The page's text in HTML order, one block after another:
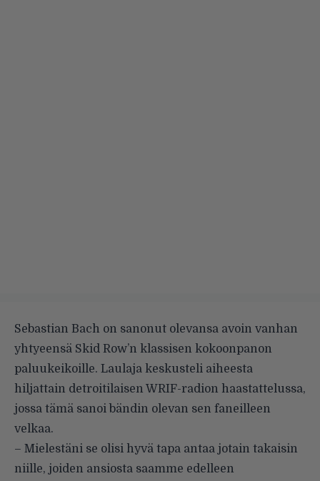
Sebastian Bach on sanonut olevansa avoin vanhan
yhtyeensä Skid Row’n klassisen kokoonpanon
paluukeikoille. Laulaja keskusteli aiheesta
hiljattain detroitilaisen WRIF-radion haastattelussa,
jossa tämä sanoi bändin olevan sen faneilleen
velkaa.
– Mielestäni se olisi hyvä tapa antaa jotain takaisin
niille, joiden ansiosta saamme edelleen